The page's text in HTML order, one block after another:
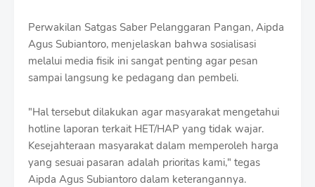
Perwakilan Satgas Saber Pelanggaran Pangan, Aipda
Agus Subiantoro, menjelaskan bahwa sosialisasi
melalui media fisik ini sangat penting agar pesan
sampai langsung ke pedagang dan pembeli.
"Hal tersebut dilakukan agar masyarakat mengetahui
hotline laporan terkait HET/HAP yang tidak wajar.
Kesejahteraan masyarakat dalam memperoleh harga
yang sesuai pasaran adalah prioritas kami," tegas
Aipda Agus Subiantoro dalam keterangannya.